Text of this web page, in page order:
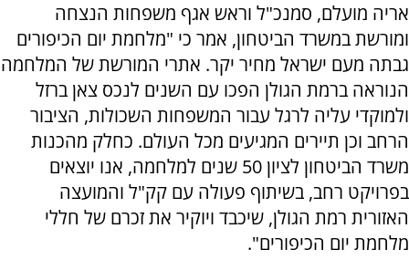
אריה מועלם, סמנכ"ל וראש אגף משפחות הנצחה
ומורשת במשרד הביטחון, אמר כי "מלחמת יום הכיפורים
גבתה מעם ישראל מחיר יקר. אתרי המורשת של המלחמה
הנוראה ברמת הגולן הפכו עם השנים לנכס צאן ברזל
ולמוקדי עליה לרגל עבור המשפחות השכולות, הציבור
הרחב וכן תיירים המגיעים מכל העולם. כחלק מהכנות
משרד הביטחון לציון 50 שנים למלחמה, אנו יוצאים
בפרויקט רחב, בשיתוף פעולה עם קק"ל והמועצה
האזורית רמת הגולן, שיכבד ויוקיר את זכרם של חללי
מלחמת יום הכיפורים".